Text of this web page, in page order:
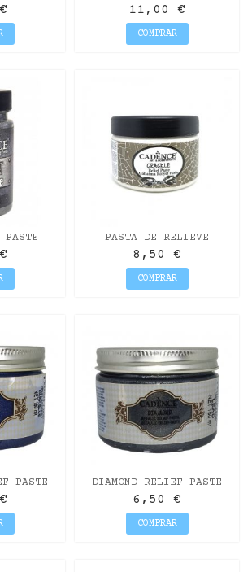
STAMPERIA
11,00 €
COMPRAR
PASTE
PASTA DE RELIEVE
CRACKLE
8,50 €
COMPRAR
PASTE
DIAMOND RELIEF PASTE
LEAD 150ML
6,50 €
COMPRAR